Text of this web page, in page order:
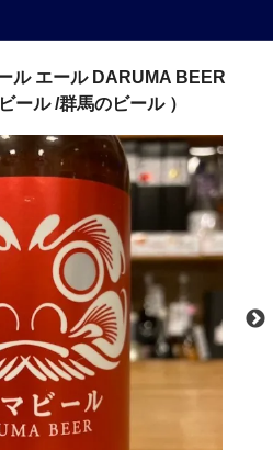
ル エール DARUMA BEER
ール /群馬のビール ）